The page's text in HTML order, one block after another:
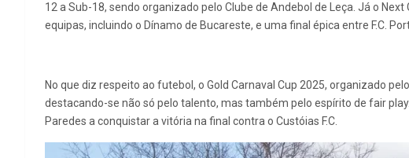
12 a Sub-18, sendo organizado pelo Clube de Andebol de Leça. Já o
equipas, incluindo o Dínamo de Bucareste, e uma final épica entre F.C.
No que diz respeito ao futebol, o Gold Carnaval Cup 2025, organizado
destacando-se não só pelo talento, mas também pelo espírito de fair
Paredes a conquistar a vitória na final contra o Custóias F.C.